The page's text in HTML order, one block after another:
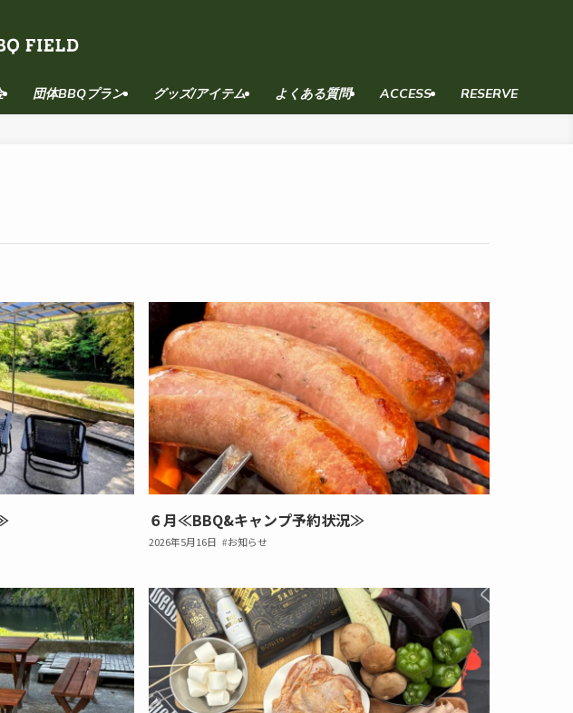
団体BBQプラン グッズ/アイテム よくある質問 ACCESS RESERVE
６月≪BBQ&キャンプ予約状況≫
2026年5月16日 お知らせ